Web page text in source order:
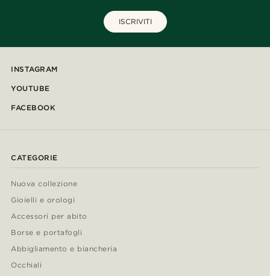
ISCRIVITI
INSTAGRAM
YOUTUBE
FACEBOOK
CATEGORIE
Nuova collezione
Gioielli e orologi
Accessori per abito
Borse e portafogli
Abbigliamento e biancheria
Occhiali